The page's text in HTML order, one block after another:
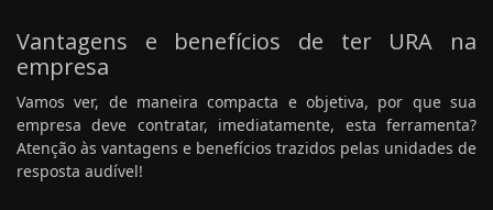
Vantagens e benefícios de ter URA na
empresa
Vamos ver, de maneira compacta e objetiva, por que sua
empresa deve contratar, imediatamente, esta ferramenta?
Atenção às vantagens e benefícios trazidos pelas unidades de
resposta audível!